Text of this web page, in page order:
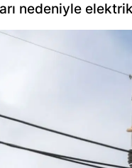
nedeniyle